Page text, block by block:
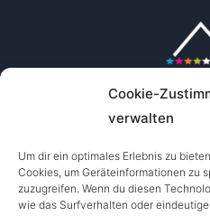
Cookie-
verwalten
Um dir ein optimales Erlebnis zu
Cookies, um Geräteinformationen zu
zuzugreifen. Wenn du diesen
wie das Surfverhalten oder